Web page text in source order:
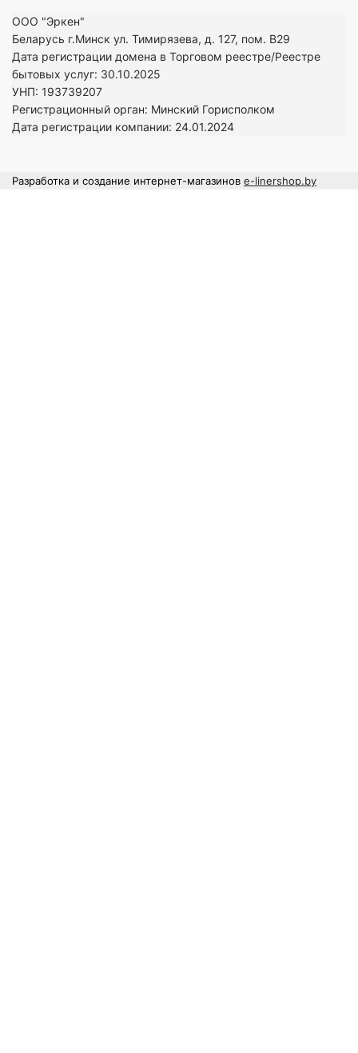
ООО "Эркен"
Беларусь г.Минск ул. Тимирязева, д. 127, пом. В29
Дата регистрации домена в Торговом реестре/Реестре
бытовых услуг: 30.10.2025
УНП: 193739207
Регистрационный орган: Минский Горисполком
Дата регистрации компании: 24.01.2024
Разработка и создание интернет-магазинов e-linershop.by